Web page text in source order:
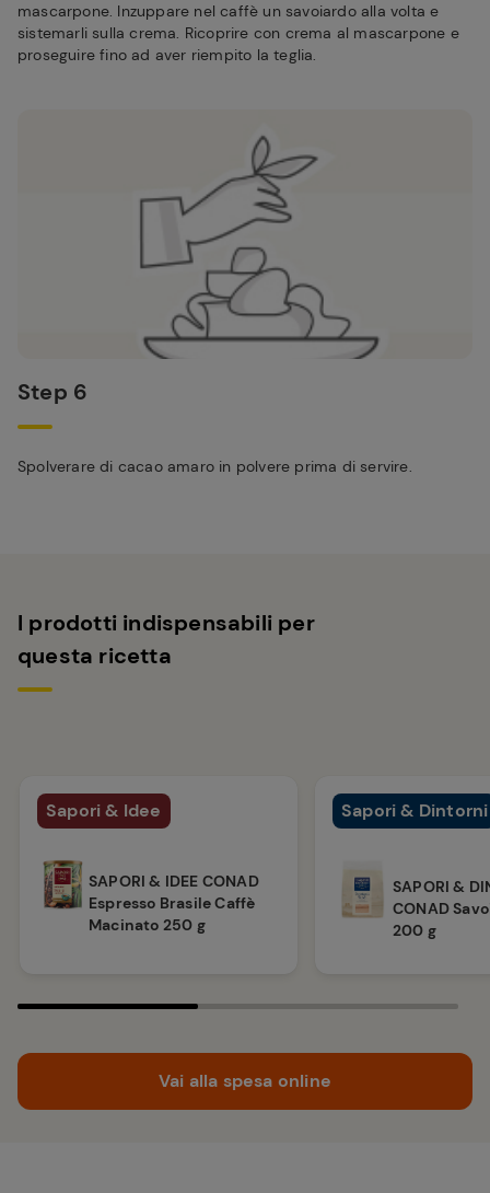
mascarpone. Inzuppare nel caffè un savoiardo alla volta e
sistemarli sulla crema. Ricoprire con crema al mascarpone e
proseguire fino ad aver riempito la teglia.
Step 6
Spolverare di cacao amaro in polvere prima di servire.
I prodotti indispensabili per
questa ricetta
Sapori & Idee
SAPORI & IDEE CONAD
Espresso Brasile Caffè
Macinato 250 g
Sapori & Dintorni
SAPORI &
CONAD
200 g
Vai alla spesa online